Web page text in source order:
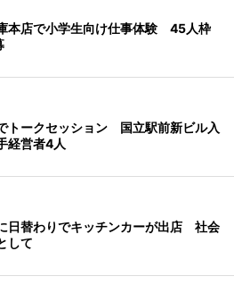
本店で小学生向け仕事体験 45人枠
トークセッション 国立駅前新ビル入
経営者4人
日替わりでキッチンカーが出店 社会
して